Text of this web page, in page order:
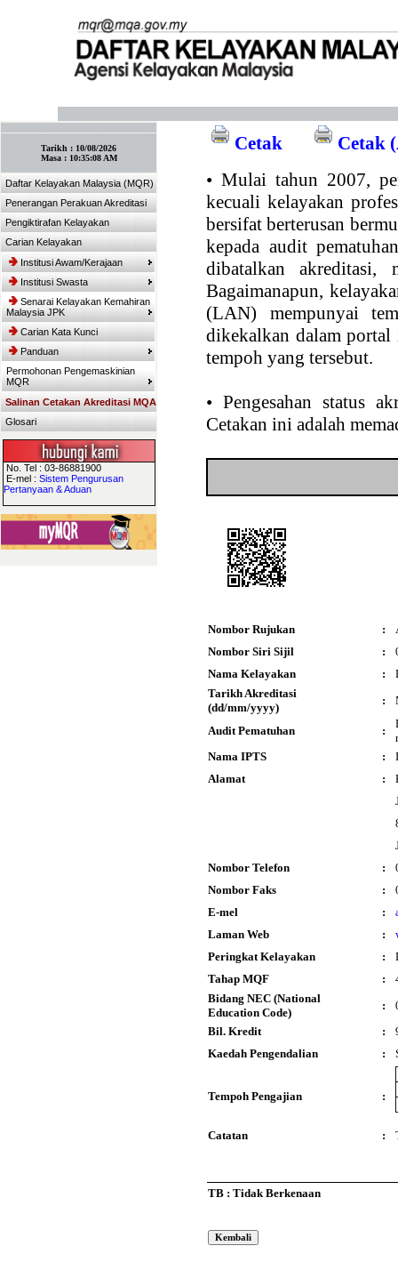
Tarikh : 10/08/2026
Masa : 10:35:08 AM
Daftar Kelayakan Malaysia (MQR)
Penerangan Perakuan Akreditasi
Pengiktirafan Kelayakan
Carian Kelayakan
Institusi Awam/Kerajaan
Institusi Swasta
Senarai Kelayakan Kemahiran
Malaysia JPK
Carian Kata Kunci
Panduan
Permohonan Pengemaskinian
MQR
Salinan Cetakan Akreditasi MQA
Glosari
No. Tel : 03-86881900
E-mel : Sistem Pengurusan
Pertanyaan & Aduan
Cetak
Cetak
• Mulai tahun 2007,
kecuali kelayakan
bersifat berterusan
kepada audit
dibatalkan akreditasi,
Bagaimanapun,
(LAN) mempunyai
dikekalkan dalam portal
tempoh yang tersebut.
• Pengesahan status
Cetakan ini adalah
Nombor Rujukan :
Nombor Siri Sijil
:
Nama Kelayakan
:
Tarikh Akreditasi
(dd/mm/yyyy)
:
Audit Pematuhan :
Nama IPTS
:
Alamat
:
Nombor Telefon
:
Nombor Faks
:
E-mel
:
Laman Web
:
Peringkat Kelayakan
:
Tahap MQF
:
Bidang NEC (National
Education Code)
:
Bil. Kredit
:
Kaedah Pengendalian
:
Tempoh Pengajian :
Catatan :
TB : Tidak Berkenaan